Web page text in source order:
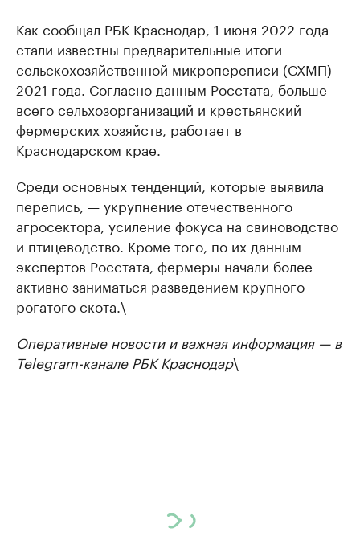
Как сообщал РБК Краснодар, 1 июня 2022 года
стали известны предварительные итоги
сельскохозяйственной микропереписи (СХМП)
2021 года. Согласно данным Росстата, больше
всего сельхозорганизаций и крестьянский
фермерских хозяйств, работает в
Краснодарском крае.
Среди основных тенденций, которые выявила
перепись, — укрупнение отечественного
агросектора, усиление фокуса на свиноводство
и птицеводство. Кроме того, по их данным
экспертов Росстата, фермеры начали более
активно заниматься разведением крупного
рогатого скота.\
Оперативные новости и важная информация — в
Telegram-канале РБК Краснодар\